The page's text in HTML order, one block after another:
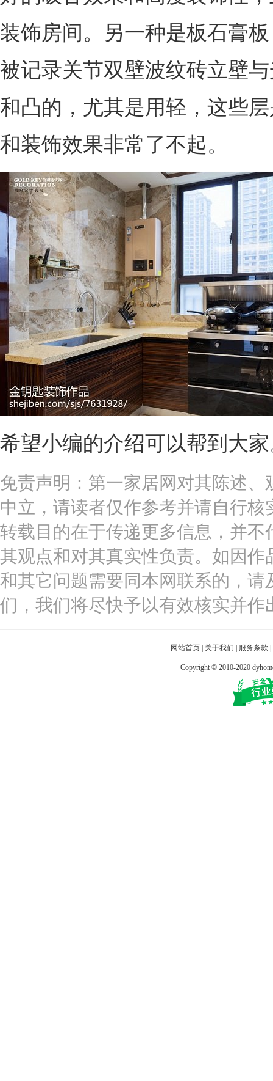
装饰房间。另一种是板石膏
被记录关节双壁波纹砖立壁
和凸的，尤其是用轻，这些
和装饰效果非常了不起。
希望小编的介绍可以帮到大
免责声明：第一家居网对其陈述、
中立，请读者仅作参考并请自行核
转载目的在于传递更多信息，并不
其观点和对其真实性负责。如因作
和其它问题需要同本网联系的，请
们，我们将尽快予以有效核实并作
网站首页 关于我们 服务条款
Copyright © 2010-2020